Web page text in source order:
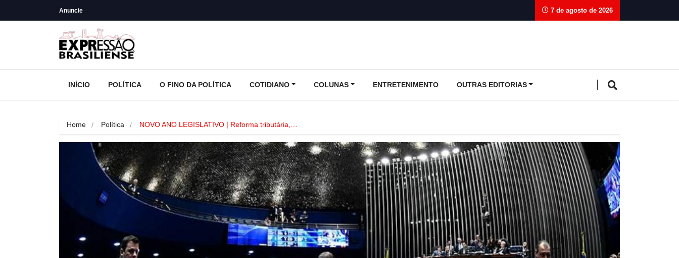
Anuncie 7 de agosto de 2026
INÍCIO POLÍTICA O FINO DA POLÍTICA COTIDIANO COLUNAS ENTRETENIMENTO OUTRAS EDITORIAS
Home Política NOVO ANO LEGISLATIVO | Reforma tributária,…